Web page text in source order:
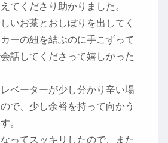
てくださり助かりました。
いお茶とおしぼりを出してく
ーの紐を結ぶのに手こずって
話してくださって嬉しかった
ベーターが少し分かり辛い場
で、少し余裕を持って向かう
。
ってスッキリしたので、また